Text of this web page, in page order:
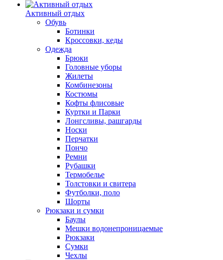
Активный отдых
Обувь
Ботинки
Кроссовки, кеды
Одежда
Брюки
Головные уборы
Жилеты
Комбинезоны
Костюмы
Кофты флисовые
Куртки и Парки
Лонгсливы, рашгарды
Носки
Перчатки
Пончо
Ремни
Рубашки
Термобелье
Толстовки и свитера
Футболки, поло
Шорты
Рюкзаки и сумки
Баулы
Мешки водонепроницаемые
Рюкзаки
Сумки
Чехлы